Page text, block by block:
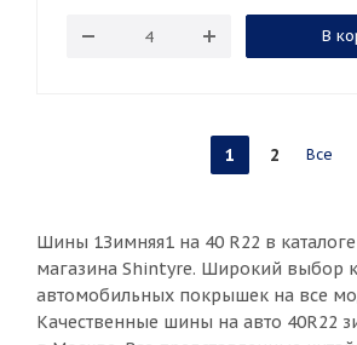
В
1 2 Все
Шины 1Зимняя1 на 40 R22 в
магазина Shintyre. Широкий выбор
автомобильных покрышек на все
Качественные шины на авто 40R22